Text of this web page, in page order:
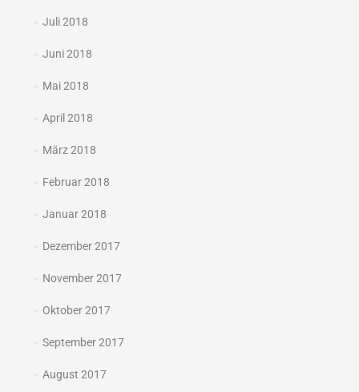
Juli 2018
Juni 2018
Mai 2018
April 2018
März 2018
Februar 2018
Januar 2018
Dezember 2017
November 2017
Oktober 2017
September 2017
August 2017